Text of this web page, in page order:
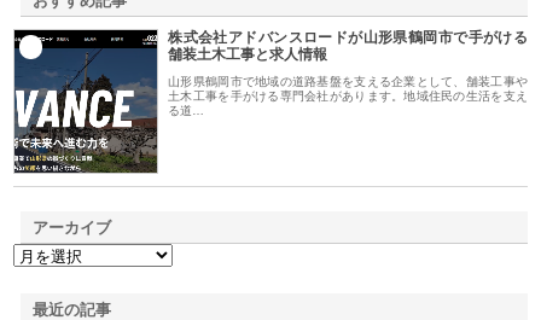
株式会社アドバンスロードが山形県鶴岡市で手がける
舗装土木工事と求人情報
山形県鶴岡市で地域の道路基盤を支える企業として、舗装工事や
土木工事を手がける専門会社があります。地域住民の生活を支え
る道…
アーカイブ
最近の記事